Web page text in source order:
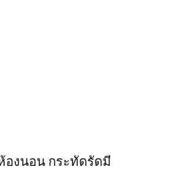
องนอน กระทัดรัดมี